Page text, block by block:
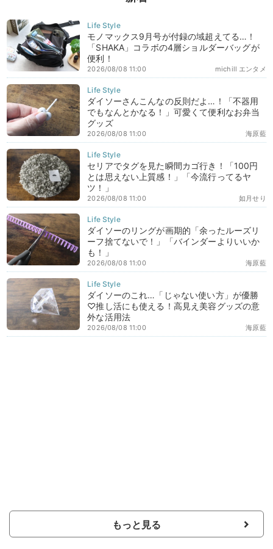
モノマックス9月号が付録の域超えてる…！
「SHAKA」コラボの4層ショルダーバッグが
便利！
michill エンタメ
2026/08/08 11:00
ダイソーさんこんなの反則だよ…！「不器用
でもなんとかなる！」可愛くて便利なお弁当
グッズ
海原藍
2026/08/08 11:00
セリアでタグを見た瞬間カゴ行き！「100円
とは思えない上質感！」「今流行ってるヤ
ツ！」
如月せり
2026/08/08 11:00
ダイソーのリングが画期的「余ったルーズリ
ーフ捨てないで！」「バインダーよりいいか
も！」
海原藍
2026/08/08 11:00
ダイソーのこれ…「じゃない使い方」が優勝
♡推し活にも使える！高見え美容グッズの意
外な活用法
海原藍
2026/08/08 11:00
もっと見る